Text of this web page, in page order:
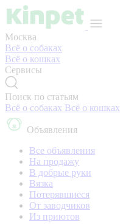
Москва
Всё о собаках
Всё о кошках
Сервисы
Поиск по статьям
Всё о собаках Всё о кошках
Объявления
Все объявления
На продажу
В добрые руки
Вязка
Потерявшиеся
От заводчиков
Из приютов